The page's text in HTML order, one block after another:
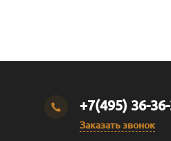
+7(495) 36-
Заказать звонок